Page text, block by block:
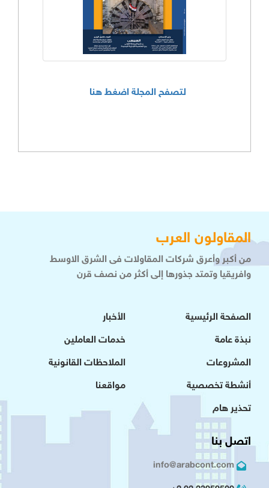
لتصفح المجلة اضغط هنا
المقاولون العرب
من أكبر وأعرق شركات المقاولات فى الشرق الاوسط
وافريقيا وتمتد جذورها إلى أكثر من نصف قرن
الصفحة الرئيسية
نبذة عامة
المشروعات
أنشطة تخصصية
تحذير هام
الأخبار
خدمات العاملين
الملاحظات القانونية
مواقعنا
اتصل بنا
info@arabcont.com